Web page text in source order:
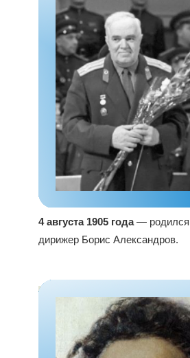
4 августа 1905 года— родился
дирижер Борис Александров.